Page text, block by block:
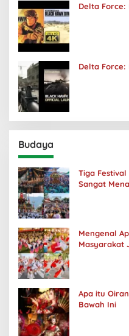
Delta Force:
Delta Force:
Budaya
Tiga
Sangat
Mengenal
Masyarakat
Apa itu
Bawah Ini